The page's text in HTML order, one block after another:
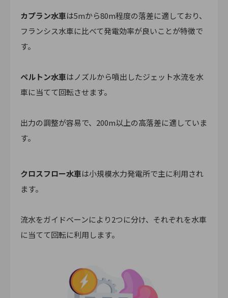
カプラン水車は5mから80m程度の落差に適しており、
フランシス水車に比べて発電効率が良いことが特徴で
す。
ペルトン水車はノズルから噴出したジェット水流を水
車に当てて回転させます。
出力の調整が容易で、200m以上の高落差に適していま
す。
クロスフロー水車は小規模水力発電所で主に利用され
ます。
流水をガイドベーンにより2つに分け、それぞれを水車
に当てて回転に利用します。